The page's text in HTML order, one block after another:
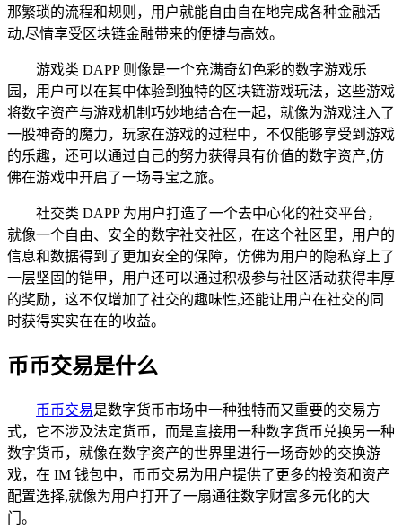
那繁琐的流程和规则，用户就能自由自在地完成各种金融活
动,尽情享受区块链金融带来的便捷与高效。
游戏类 DAPP 则像是一个充满奇幻色彩的数字游戏乐
园，用户可以在其中体验到独特的区块链游戏玩法，这些游戏
将数字资产与游戏机制巧妙地结合在一起，就像为游戏注入了
一股神奇的魔力，玩家在游戏的过程中，不仅能够享受到游戏
的乐趣，还可以通过自己的努力获得具有价值的数字资产,仿
佛在游戏中开启了一场寻宝之旅。
社交类 DAPP 为用户打造了一个去中心化的社交平台，
就像一个自由、安全的数字社交社区，在这个社区里，用户的
信息和数据得到了更加安全的保障，仿佛为用户的隐私穿上了
一层坚固的铠甲，用户还可以通过积极参与社区活动获得丰厚
的奖励，这不仅增加了社交的趣味性,还能让用户在社交的同
时获得实实在在的收益。
币币交易是什么
币币交易是数字货币市场中一种独特而又重要的交易方
式，它不涉及法定货币，而是直接用一种数字货币兑换另一种
数字货币，就像在数字资产的世界里进行一场奇妙的交换游
戏，在 IM 钱包中，币币交易为用户提供了更多的投资和资产
配置选择,就像为用户打开了一扇通往数字财富多元化的大
门。